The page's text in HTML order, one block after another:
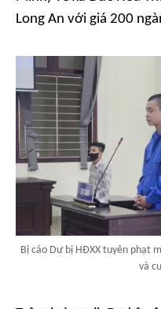
Long An với giá 200
Bị cáo Dư bị HĐXX tuyên phạt
và